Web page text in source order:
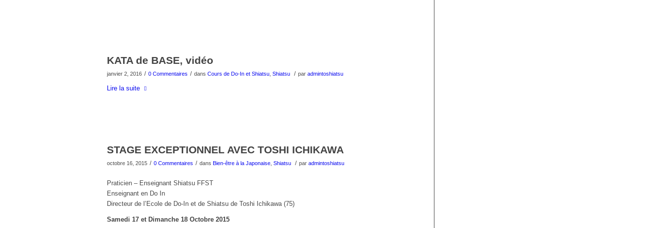
KATA de BASE, vidéo
janvier 2, 2016 / 0 Commentaires / dans Cours de Do-In et Shiatsu Shiatsu / par admintoshiatsu
Lire la suite
STAGE EXCEPTIONNEL AVEC TOSHI ICHIKAWA
octobre 16, 2015 / 0 Commentaires / dans Bien-être à la Japonaise Shiatsu / par admintoshiatsu
Praticien – Enseignant Shiatsu FFST
Enseignant en Do In
Directeur de l’Ecole de Do-In et de Shiatsu de Toshi Ichikawa (75)
Samedi 17 et Dimanche 18 Octobre 2015